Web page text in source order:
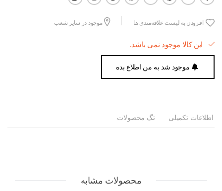
افزودن به لیست علاقه‌مندی ها موجود در سایر شعب
این کالا موجود نمی باشد.
موجود شد به من اطلاع بده
اطلاعات تکمیلی تگ محصولات
محصولات مشابه